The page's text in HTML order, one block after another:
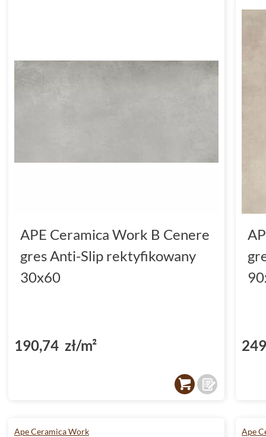
APE Ceramica Work B Cenere
gres Anti-Slip rektyfikowany
30x60
190,74 zł/m²
Ape Ceramica Work Ape